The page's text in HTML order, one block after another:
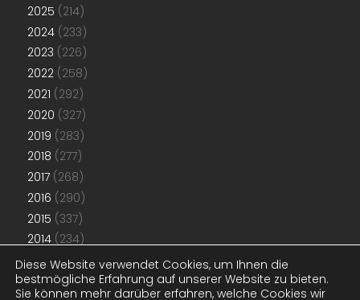
2025 (214)
2024 (233)
2023 (226)
2022 (258)
2021 (292)
2020 (327)
2019 (283)
2018 (277)
2017 (268)
2016 (290)
2015 (337)
2014 (234)
2013(192)
2012(181)
Diese Website verwendet Cookies, um Ihnen die
bestmögliche Erfahrung auf unserer Website zu bieten.
Sie können mehr darüber erfahren, welche Cookies wir